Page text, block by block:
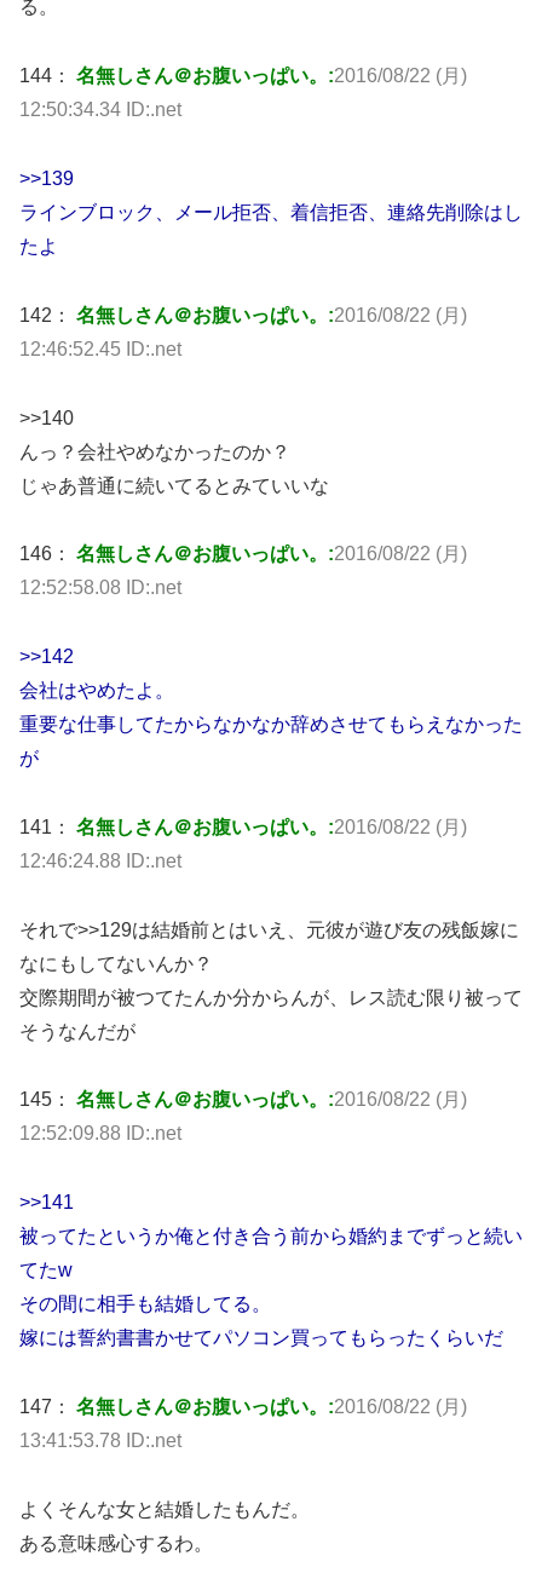
る。
144： 名無しさん＠お腹いっぱい。:2016/08/22 (月)
12:50:34.34 ID:.net
>>139
ラインブロック、メール拒否、着信拒否、連絡先削除はし
たよ
142： 名無しさん＠お腹いっぱい。:2016/08/22 (月)
12:46:52.45 ID:.net
>>140
んっ？会社やめなかったのか？
じゃあ普通に続いてるとみていいな
146： 名無しさん＠お腹いっぱい。:2016/08/22 (月)
12:52:58.08 ID:.net
>>142
会社はやめたよ。
重要な仕事してたからなかなか辞めさせてもらえなかった
が
141： 名無しさん＠お腹いっぱい。:2016/08/22 (月)
12:46:24.88 ID:.net
それで>>129は結婚前とはいえ、元彼が遊び友の残飯嫁に
なにもしてないんか？
交際期間が被つてたんか分からんが、レス読む限り被って
そうなんだが
145： 名無しさん＠お腹いっぱい。:2016/08/22 (月)
12:52:09.88 ID:.net
>>141
被ってたというか俺と付き合う前から婚約までずっと続い
てたw
その間に相手も結婚してる。
嫁には誓約書書かせてパソコン買ってもらったくらいだ
147： 名無しさん＠お腹いっぱい。:2016/08/22 (月)
13:41:53.78 ID:.net
よくそんな女と結婚したもんだ。
ある意味感心するわ。